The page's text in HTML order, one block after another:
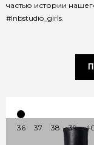
частью истории
#lnbstudio_girls.
36 37 38 39